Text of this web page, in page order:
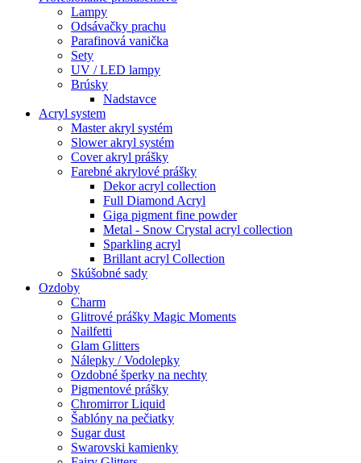
Lampy
Odsávačky prachu
Parafinová vanička
Sety
UV / LED lampy
Brúsky
Nadstavce
Acryl system
Master akryl systém
Slower akryl systém
Cover akryl prášky
Farebné akrylové prášky
Dekor acryl collection
Full Diamond Acryl
Giga pigment fine powder
Metal - Snow Crystal acryl collection
Sparkling acryl
Brillant acryl Collection
Skúšobné sady
Ozdoby
Charm
Glitrové prášky Magic Moments
Nailfetti
Glam Glitters
Nálepky / Vodolepky
Ozdobné šperky na nechty
Pigmentové prášky
Chromirror Liquid
Šablóny na pečiatky
Sugar dust
Swarovski kamienky